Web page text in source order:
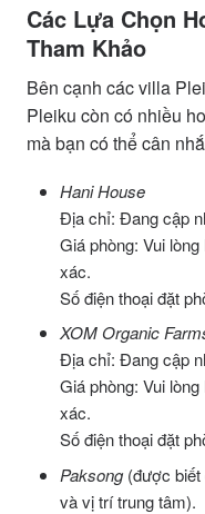
Các Lựa Chọn
Tham Khảo
Bên cạnh các villa
Pleiku còn có nhiều
mà bạn có thể cân
Hani House
Địa chỉ: Đang cập
Giá phòng: Vui
xác.
Số điện thoại đặt
XOM Organic
Địa chỉ: Đang cập
Giá phòng: Vui
xác.
Số điện thoại đặt
Paksong(được biết
và vị trí trung tâm).